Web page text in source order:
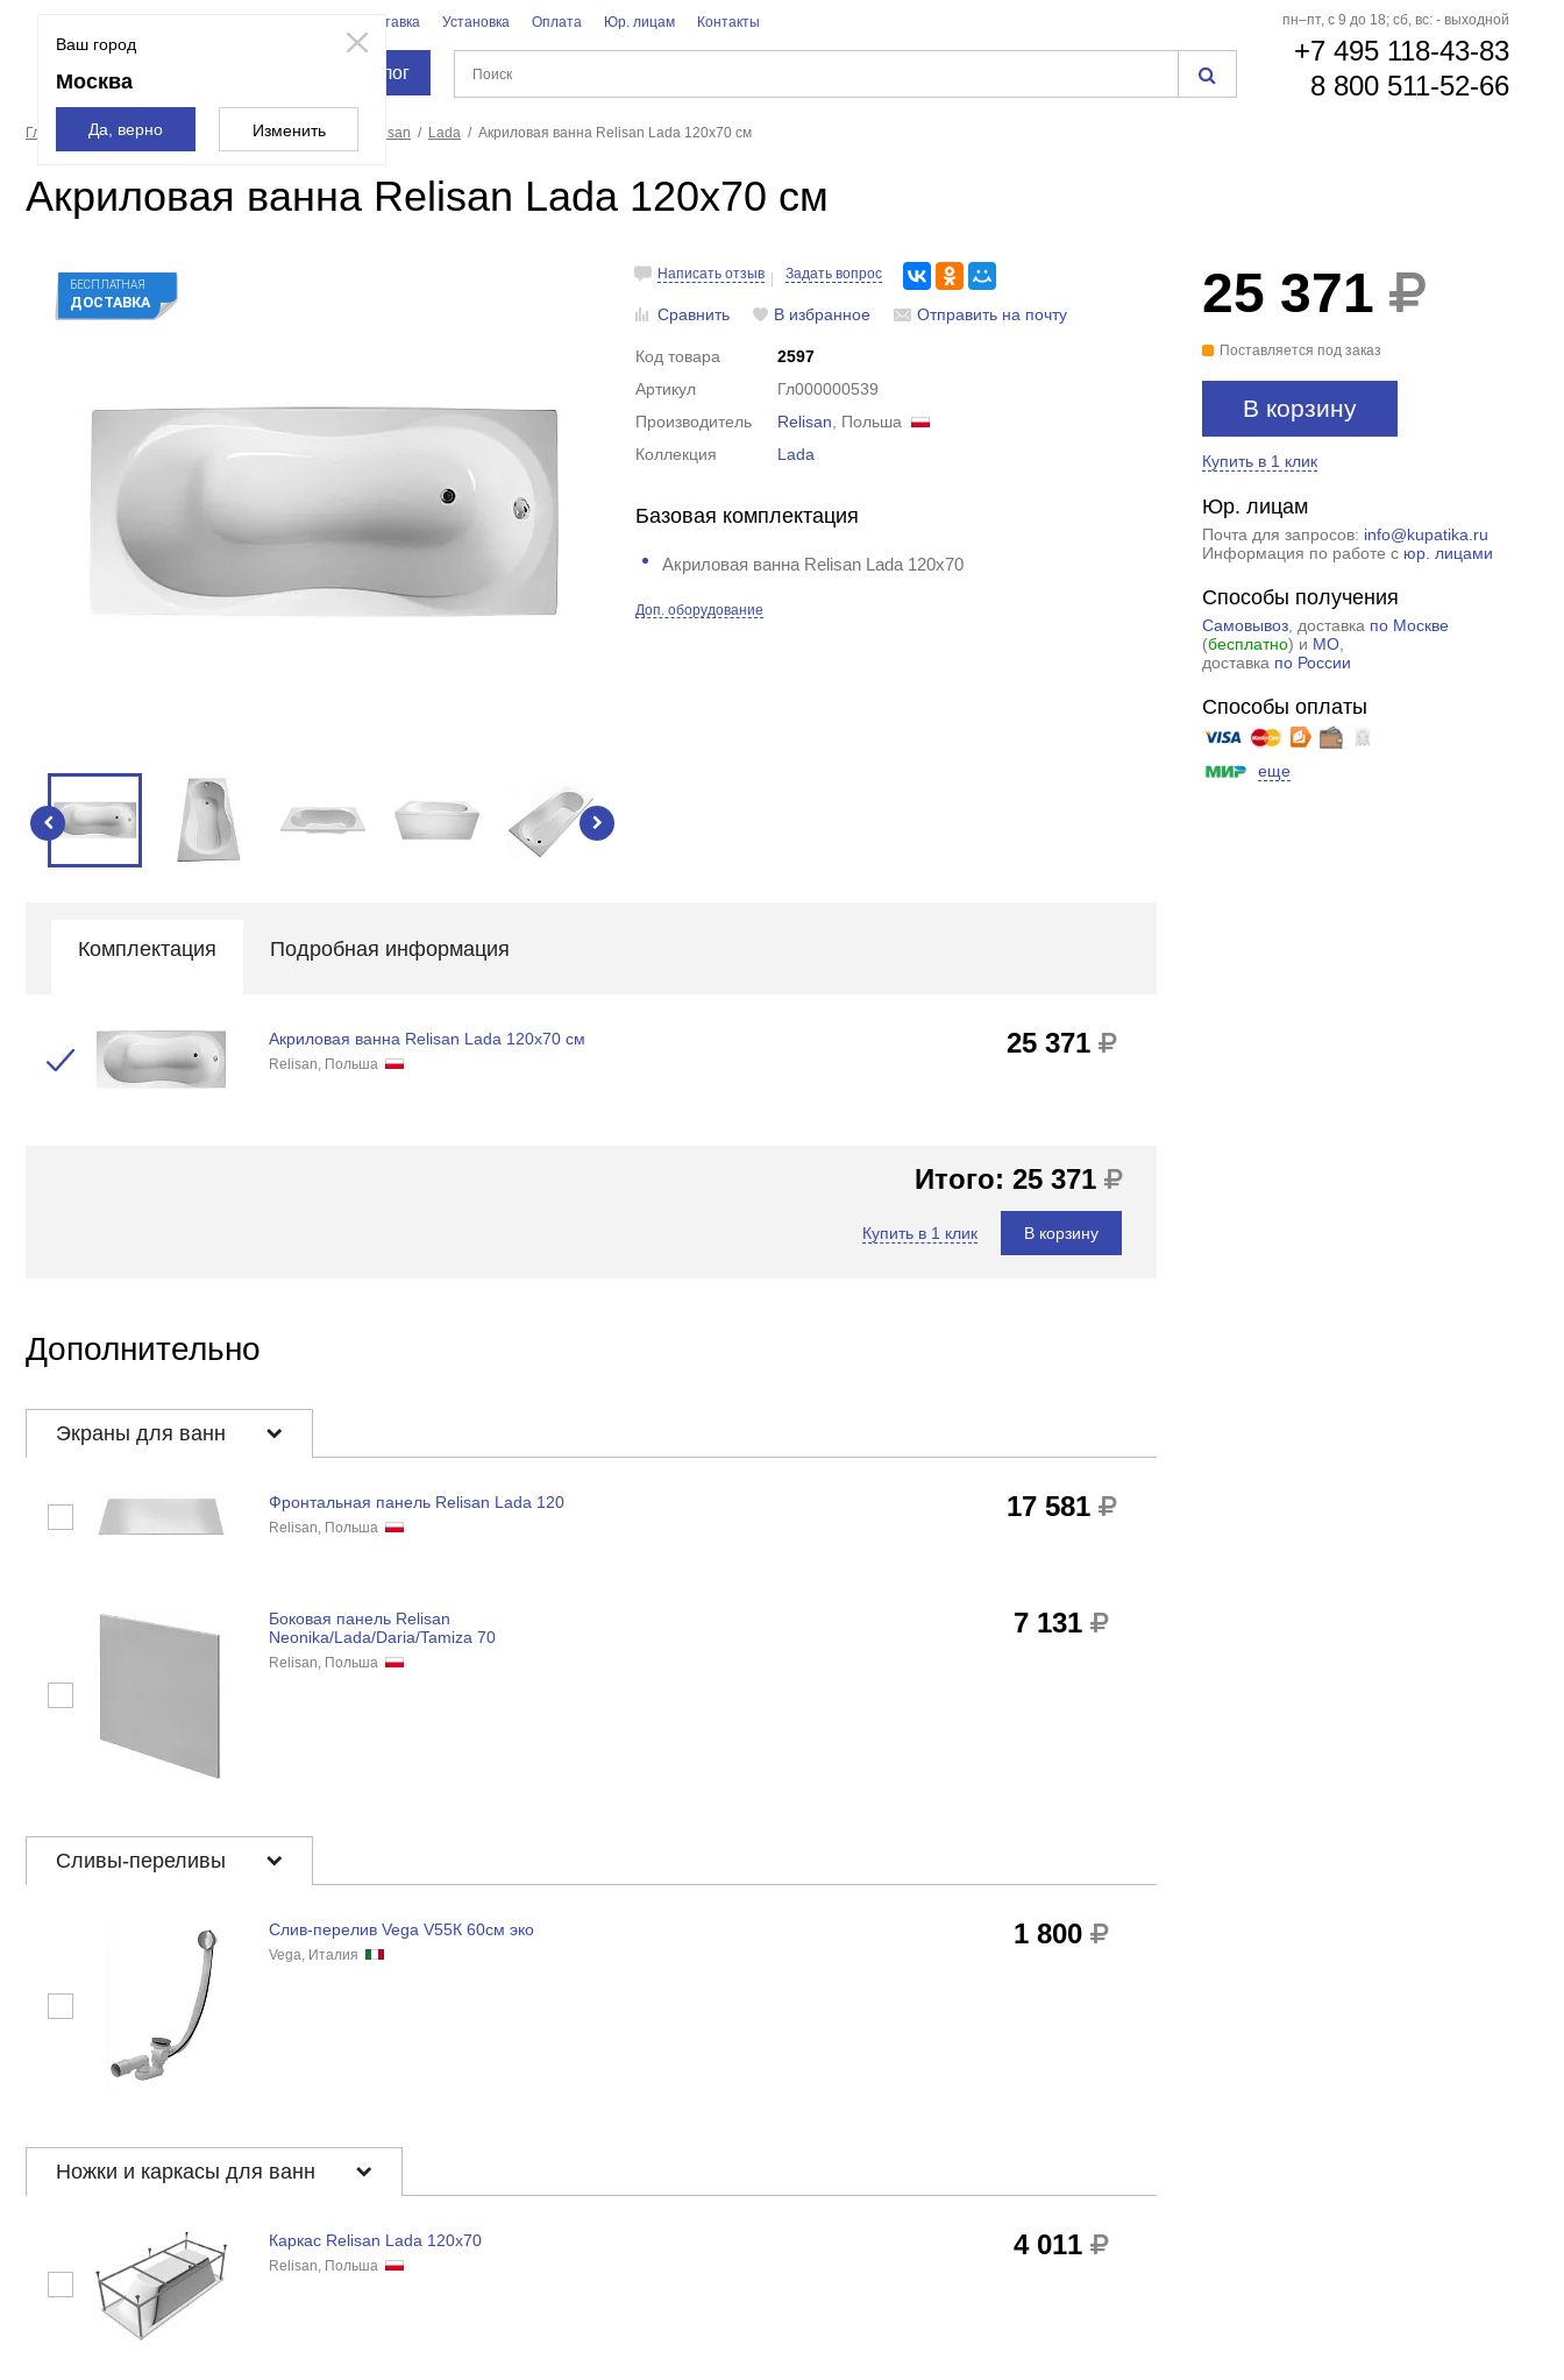
Ваш город
Москва
Да, верно Изменить
Доставка Установка Оплата Юр. лицам Контакты
Каталог
пн–пт, с 9 до 18; сб, вс: - выходной
+7 495 118-43-83
8 800 511-52-66
Главная страница Акриловые ванны Relisan Lada Акриловая ванна Relisan Lada 120x70 см
Акриловая ванна Relisan Lada 120x70 см
БЕСПЛАТНАЯ
ДОСТАВКА
Написать отзыв Задать вопрос
Сравнить В избранное Отправить на почту
Код товара
2597
Артикул
Гл000000539
Производитель
Relisan , Польша
Коллекция
Lada
Базовая комплектация
Акриловая ванна Relisan Lada 120x70
Доп. оборудование
25 371
Поставляется под заказ
В корзину
Купить в 1 клик
Юр. лицам
Почта для запросов: info@kupatika.ru
Информация по работе с юр. лицами
Способы получения
Самовывоз, доставка по Москве
(бесплатно) и МО,
доставка по России
Способы оплаты
еще
Комплектация Подробная информация
Акриловая ванна Relisan Lada 120x70 см
Relisan, Польша
25 371
Итого: 25 371
Купить в 1 клик В корзину
Дополнительно
Экраны для ванн
Фронтальная панель Relisan Lada 120
Relisan, Польша
17 581
Боковая панель Relisan
Neonika/Lada/Daria/Tamiza 70
Relisan, Польша
7 131
Сливы-переливы
Слив-перелив Vega V55К 60см эко
Vega, Италия
1 800
Ножки и каркасы для ванн
Каркас Relisan Lada 120x70
Relisan, Польша
4 011